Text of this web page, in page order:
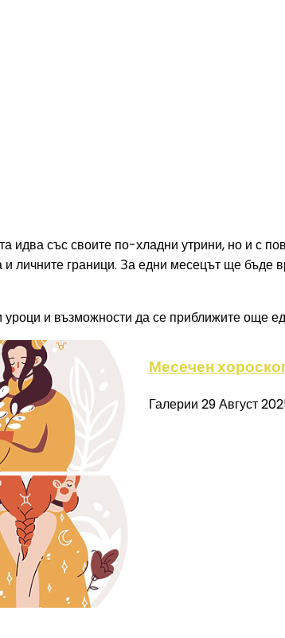
идва със своите по-хладни утрини, но и с
личните граници. За едни месецът ще
и възможности да се приближите още
Месечен
Галерии 29 Август